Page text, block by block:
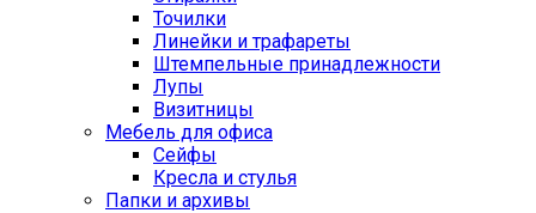
Точилки
Линейки и трафареты
Штемпельные принадлежности
Лупы
Визитницы
Мебель для офиса
Сейфы
Кресла и стулья
Папки и архивы